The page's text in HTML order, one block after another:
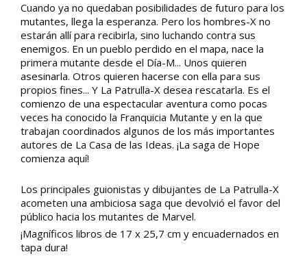
Cuando ya no quedaban posibilidades de futuro para los
mutantes, llega la esperanza. Pero los hombres-X no
estarán allí para recibirla, sino luchando contra sus
enemigos. En un pueblo perdido en el mapa, nace la
primera mutante desde el Día-M... Unos quieren
asesinarla. Otros quieren hacerse con ella para sus
propios fines... Y La Patrulla-X desea rescatarla. Es el
comienzo de una espectacular aventura como pocas
veces ha conocido la Franquicia Mutante y en la que
trabajan coordinados algunos de los más importantes
autores de La Casa de las Ideas. ¡La saga de Hope
comienza aquí!
Los principales guionistas y dibujantes de La Patrulla-X
acometen una ambiciosa saga que devolvió el favor del
público hacia los mutantes de Marvel.
¡Magníficos libros de 17 x 25,7 cm y encuadernados en
tapa dura!